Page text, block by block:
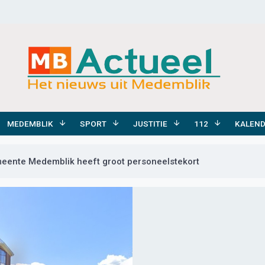
MEDEMBLIK SPORT JUSTITIE 112
Medemblik heeft groot personeelstekort